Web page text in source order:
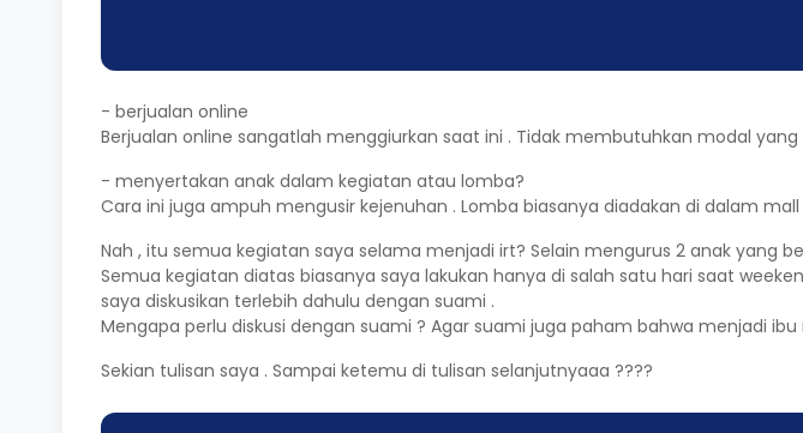
- berjualan online
Berjualan online sangatlah menggiurkan saat ini . Tidak membutuhkan modal
- menyertakan anak dalam kegiatan atau lomba?
Cara ini juga ampuh mengusir kejenuhan . Lomba biasanya diadakan di dalam
Nah , itu semua kegiatan saya selama menjadi irt? Selain mengurus 2 anak yang
Semua kegiatan diatas biasanya saya lakukan hanya di salah satu hari saat
saya diskusikan terlebih dahulu dengan suami .
Mengapa perlu diskusi dengan suami ? Agar suami juga paham bahwa menjadi
Sekian tulisan saya . Sampai ketemu di tulisan selanjutnyaaa ????